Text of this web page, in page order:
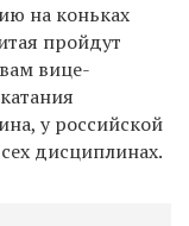
на коньках
пройдут
вице-
у российской
дисциплинах.